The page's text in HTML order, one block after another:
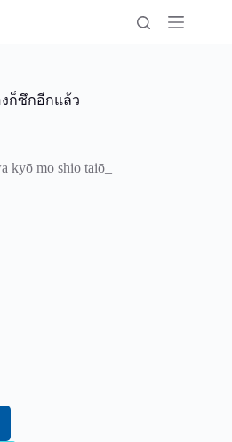
ก็ซึกอีกแล้ว
kyō mo shio taiō_